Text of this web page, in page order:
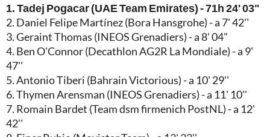
1. Tadej Pogacar (UAE Team Emirates) - 71h 24' 03"
2. Daniel Felipe Martínez (Bora Hansgrohe) - a 7' 42''
3. Geraint Thomas (INEOS Grenadiers) - a 8' 04"
4. Ben O'Connor (Decathlon AG2R La Mondiale) - a 9'
47''
5. Antonio Tiberi (Bahrain Victorious) - a 10' 29''
6. Thymen Arensman (INEOS Grenadiers) - a 11' 10''
7. Romain Bardet (Team dsm firmenich PostNL) - a 12'
42''